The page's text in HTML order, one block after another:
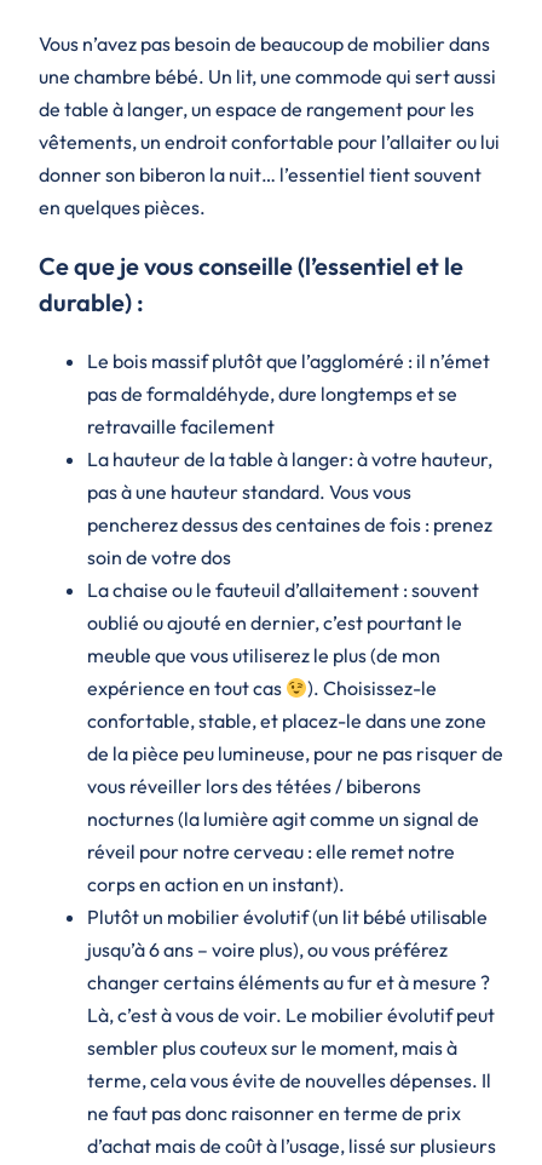
Vous n’avez pas besoin de beaucoup de mobilier dans
une chambre bébé. Un lit, une commode qui sert aussi
de table à langer, un espace de rangement pour les
vêtements, un endroit confortable pour l’allaiter ou lui
donner son biberon la nuit… l’essentiel tient souvent
en quelques pièces.
Ce que je vous conseille (l’essentiel et le
durable) :
Le bois massif plutôt que l’aggloméré : il n’émet
pas de formaldéhyde, dure longtemps et se
retravaille facilement
La hauteur de la table à langer: à votre hauteur,
pas à une hauteur standard. Vous vous
pencherez dessus des centaines de fois : prenez
soin de votre dos
La chaise ou le fauteuil d’allaitement : souvent
oublié ou ajouté en dernier, c’est pourtant le
meuble que vous utiliserez le plus (de mon
expérience en tout cas
). Choisissez-le
confortable, stable, et placez-le dans une zone
de la pièce peu lumineuse, pour ne pas risquer de
vous réveiller lors des tétées / biberons
nocturnes (la lumière agit comme un signal de
réveil pour notre cerveau : elle remet notre
corps en action en un instant).
Plutôt un mobilier évolutif (un lit bébé utilisable
jusqu’à 6 ans – voire plus), ou vous préférez
changer certains éléments au fur et à mesure ?
Là, c’est à vous de voir. Le mobilier évolutif peut
sembler plus couteux sur le moment, mais à
terme, cela vous évite de nouvelles dépenses. Il
ne faut pas donc raisonner en terme de prix
d’achat mais de coût à l’usage, lissé sur plusieurs